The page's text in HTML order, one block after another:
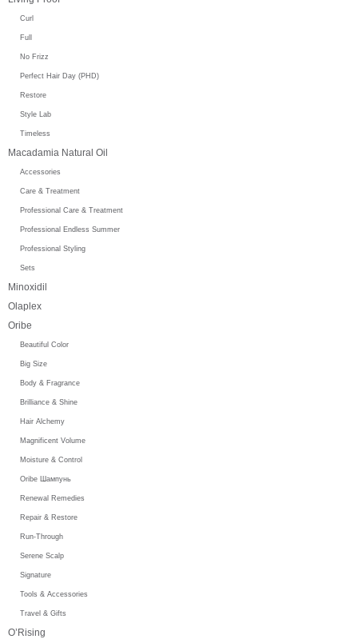
Curl
Full
No Frizz
Perfect Hair Day (PHD)
Restore
Style Lab
Timeless
Macadamia Natural Oil
Accessories
Care & Treatment
Professional Care & Treatment
Professional Endless Summer
Professional Styling
Sets
Minoxidil
Olaplex
Oribe
Beautiful Color
Big Size
Body & Fragrance
Brilliance & Shine
Hair Alchemy
Magnificent Volume
Moisture & Control
Oribe Шампунь
Renewal Remedies
Repair & Restore
Run-Through
Serene Scalp
Signature
Tools & Accessories
Travel & Gifts
O’Rising